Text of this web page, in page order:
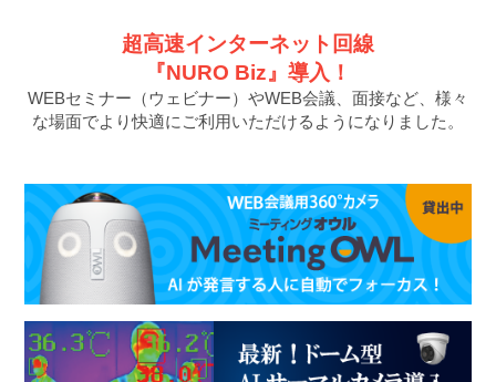
超高速インターネット回線
『NURO Biz』導入！
WEBセミナー（ウェビナー）やWEB会議、面接など、様々
な場面でより快適にご利用いただけるようになりました。